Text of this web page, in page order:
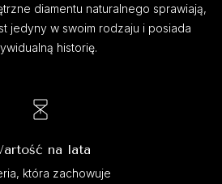
diamentu naturalnego sprawiają,
jedyny w swoim rodzaju i posiada
historię.
na lata
która zachowuje